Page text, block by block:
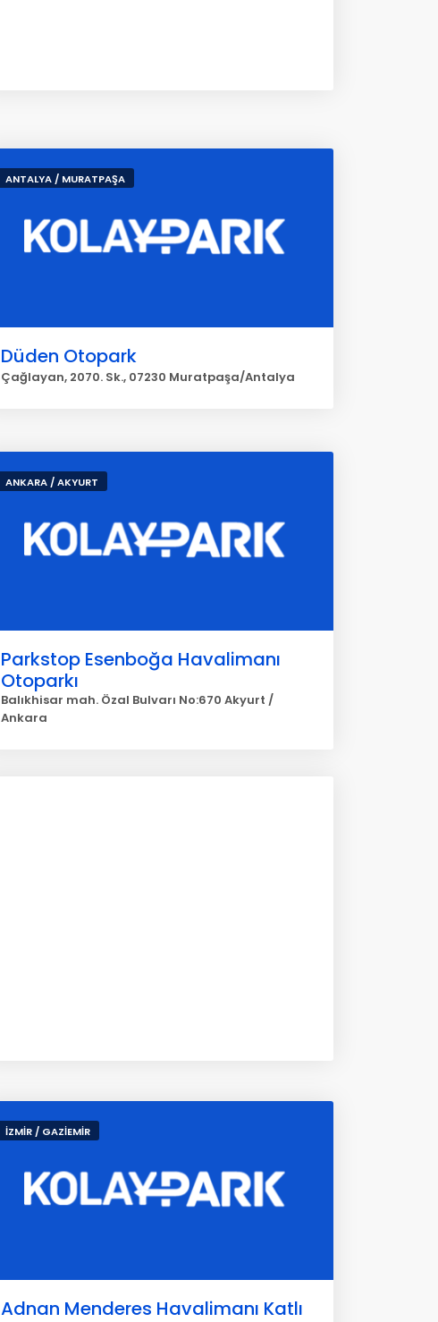
ANTALYA / MURATPAŞA
Düden Otopark
Çağlayan, 2070. Sk., 07230 Muratpaşa/Antalya
ANKARA / AKYURT
Parkstop Esenboğa Havalimanı
Otoparkı
Balıkhisar mah. Özal Bulvarı No:670 Akyurt /
Ankara
İZMİR / GAZİEMİR
Adnan Menderes Havalimanı Katlı